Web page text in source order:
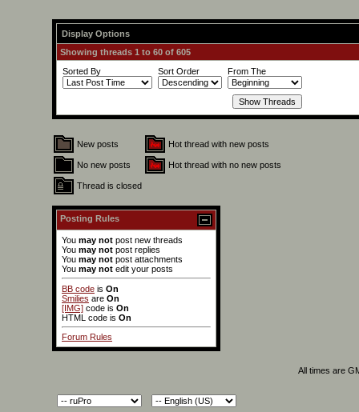
Display Options
Showing threads 1 to 60 of 605
Sorted By
Sort Order From The
New posts Hot thread with new posts
No new posts Hot thread with no new posts
Thread is closed
Posting Rules
You may not post new threads
You may not post replies
You may not post attachments
You may not edit your posts
BB code is On
Smilies are On
[IMG] code is On
HTML code is On
Forum Rules
All times are